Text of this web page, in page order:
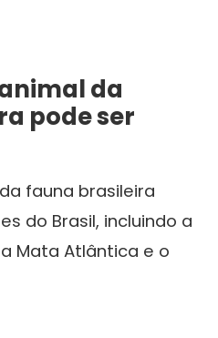
da
pode ser
fauna brasileira
do Brasil, incluindo a
Mata Atlântica e o